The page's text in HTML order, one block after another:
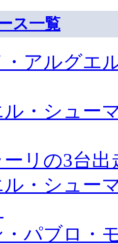
ス一覧
・アルグエ
ル・シュー
ーリの3台
ル・シュー
・パブロ・